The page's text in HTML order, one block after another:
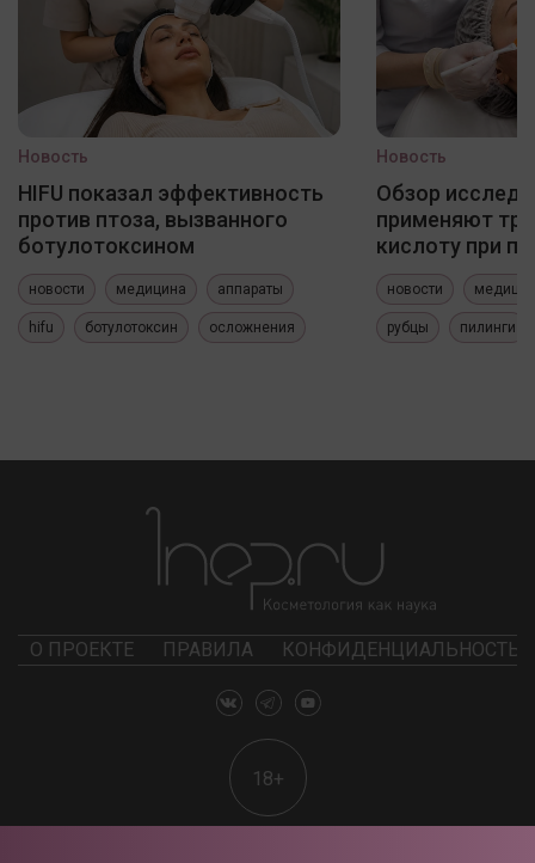
Новость
HIFU показал эффективность
против птоза, вызванного
ботулотоксином
новости медицина аппараты
hifu ботулотоксин осложнения
Новость
Обзор
применяют
кислоту при
новости
рубцы пилинги
О ПРОЕКТЕ ПРАВИЛА КОНФИДЕНЦИАЛЬНОСТЬ
18+